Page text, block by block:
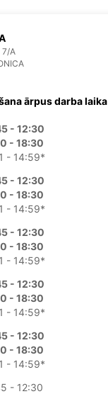
7/A
ārpus darba laika
- 12:30
- 18:30
- 14:59*
- 12:30
- 18:30
- 14:59*
- 12:30
- 18:30
- 14:59*
- 12:30
- 18:30
- 14:59*
- 12:30
- 18:30
- 14:59*
- 12:30